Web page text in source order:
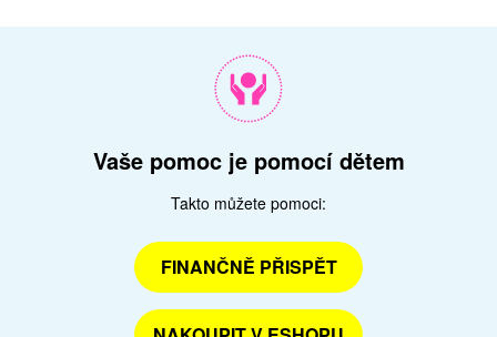
Vaše pomoc je pomocí dětem
Takto můžete pomoci:
FINANČNĚ PŘISPĚT